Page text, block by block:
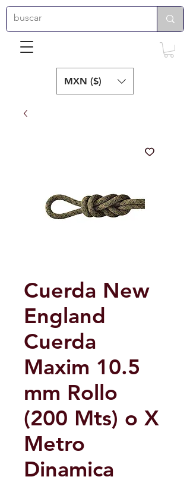
MXN ($)
Cuerda New
England
Cuerda
Maxim 10.5
mm Rollo
(200 Mts) o X
Metro
Dinamica